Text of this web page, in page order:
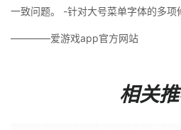
一致问题。 -针对大号菜单字体的多项
————爱游戏app官方网站
相关